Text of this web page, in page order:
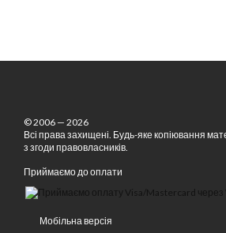
© 2006 — 2026
Всі права захищені. Будь-яке копіювання
з згоди правовласників.
Приймаємо до оплати
Мобільна версія